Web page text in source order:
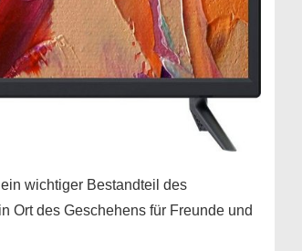
wichtiger Bestandteil des
Ort des Geschehens für Freunde und